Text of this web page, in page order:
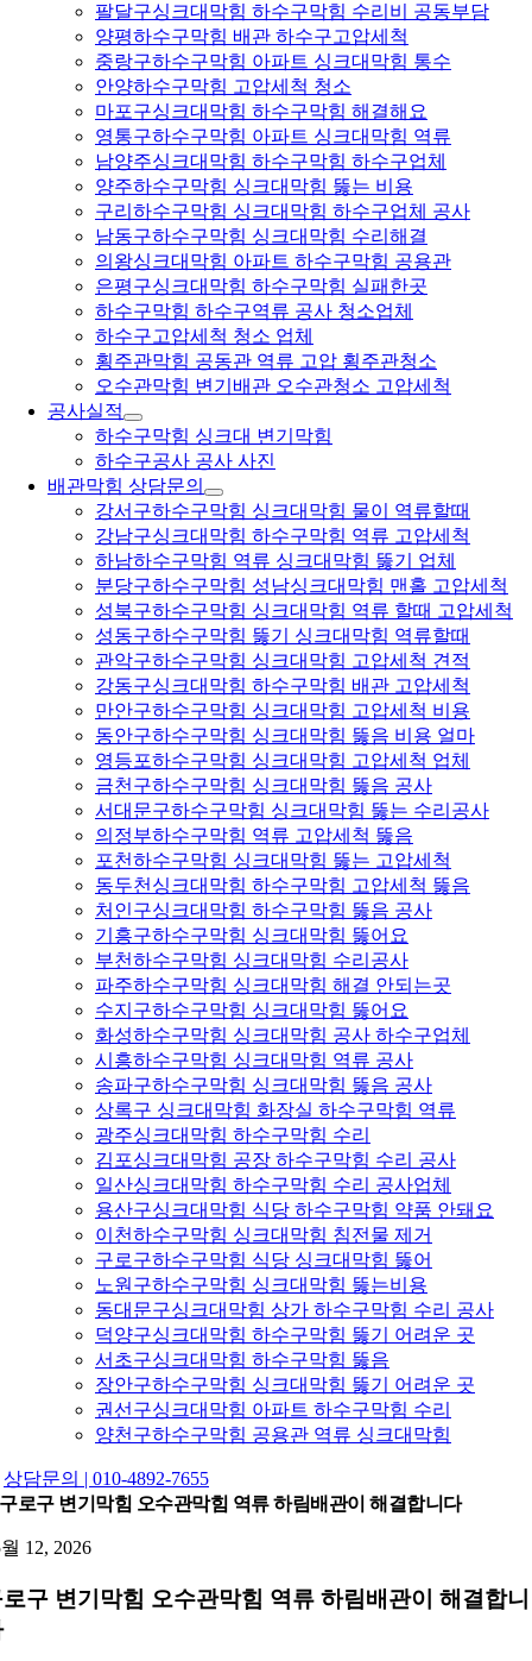
팔달구싱크대막힘 하수구막힘 수리비 공동부담
양평하수구막힘 배관 하수구고압세척
중랑구하수구막힘 아파트 싱크대막힘 통수
안양하수구막힘 고압세척 청소
마포구싱크대막힘 하수구막힘 해결해요
영통구하수구막힘 아파트 싱크대막힘 역류
남양주싱크대막힘 하수구막힘 하수구업체
양주하수구막힘 싱크대막힘 뚫는 비용
구리하수구막힘 싱크대막힘 하수구업체 공사
남동구하수구막힘 싱크대막힘 수리해결
의왕싱크대막힘 아파트 하수구막힘 공용관
은평구싱크대막힘 하수구막힘 실패한곳
하수구막힘 하수구역류 공사 청소업체
하수구고압세척 청소 업체
횡주관막힘 공동관 역류 고압 횡주관청소
오수관막힘 변기배관 오수관청소 고압세척
공사실적
하수구막힘 싱크대 변기막힘
하수구공사 공사 사진
배관막힘 상담문의
강서구하수구막힘 싱크대막힘 물이 역류할때
강남구싱크대막힘 하수구막힘 역류 고압세척
하남하수구막힘 역류 싱크대막힘 뚫기 업체
분당구하수구막힘 성남싱크대막힘 맨홀 고압세척
성북구하수구막힘 싱크대막힘 역류 할때 고압세척
성동구하수구막힘 뚫기 싱크대막힘 역류할때
관악구하수구막힘 싱크대막힘 고압세척 견적
강동구싱크대막힘 하수구막힘 배관 고압세척
만안구하수구막힘 싱크대막힘 고압세척 비용
동안구하수구막힘 싱크대막힘 뚫음 비용 얼마
영등포하수구막힘 싱크대막힘 고압세척 업체
금천구하수구막힘 싱크대막힘 뚫음 공사
서대문구하수구막힘 싱크대막힘 뚫는 수리공사
의정부하수구막힘 역류 고압세척 뚫음
포천하수구막힘 싱크대막힘 뚫는 고압세척
동두천싱크대막힘 하수구막힘 고압세척 뚫음
처인구싱크대막힘 하수구막힘 뚫음 공사
기흥구하수구막힘 싱크대막힘 뚫어요
부천하수구막힘 싱크대막힘 수리공사
파주하수구막힘 싱크대막힘 해결 안되는곳
수지구하수구막힘 싱크대막힘 뚫어요
화성하수구막힘 싱크대막힘 공사 하수구업체
시흥하수구막힘 싱크대막힘 역류 공사
송파구하수구막힘 싱크대막힘 뚫음 공사
상록구 싱크대막힘 화장실 하수구막힘 역류
광주싱크대막힘 하수구막힘 수리
김포싱크대막힘 공장 하수구막힘 수리 공사
일산싱크대막힘 하수구막힘 수리 공사업체
용산구싱크대막힘 식당 하수구막힘 약품 안돼요
이천하수구막힘 싱크대막힘 침전물 제거
구로구하수구막힘 식당 싱크대막힘 뚫어
노원구하수구막힘 싱크대막힘 뚫는비용
동대문구싱크대막힘 상가 하수구막힘 수리 공사
덕양구싱크대막힘 하수구막힘 뚫기 어려운 곳
서초구싱크대막힘 하수구막힘 뚫음
장안구하수구막힘 싱크대막힘 뚫기 어려운 곳
권선구싱크대막힘 아파트 하수구막힘 수리
양천구하수구막힘 공용관 역류 싱크대막힘
상담문의 | 010-4892-7655
구로구 변기막힘 오수관막힘 역류 하림배관이 해결합니다
12, 2026
구 변기막힘 오수관막힘 역류 하림배관이 해결합니